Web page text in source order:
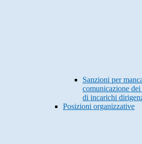
Sanzioni per
comunicazione
di incarichi
Posizioni organizzative